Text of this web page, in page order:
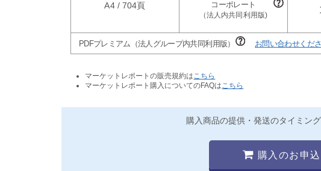
A4 / 704頁
PDFプレミアム（法人グループ内共同利用版） お問い合わせくだ
マーケットレポートの販売規約は こちら
マーケットレポート購入についてのFAQは こちら
購入商品の提供・発送のタイミン
購入のお申